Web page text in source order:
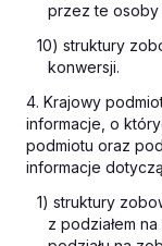
przez te osoby
10) struktury
konwersji.
4. Krajowy
informacje, o
podmiotu oraz
informacje
1) struktury
z podziałem